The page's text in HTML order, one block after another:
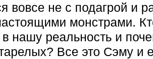
вовсе не с подагрой и
монстрами.
нашу реальность и
Все это Сэму и